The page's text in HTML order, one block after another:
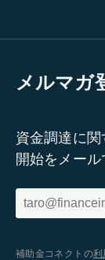
メルマガ
資金調達に
開始をメール
補助金コネクトの利